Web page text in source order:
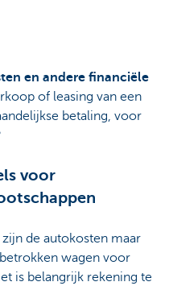
en andere financiële
of leasing van een
betaling, voor
voor
de autokosten maar
wagen voor
is belangrijk rekening te